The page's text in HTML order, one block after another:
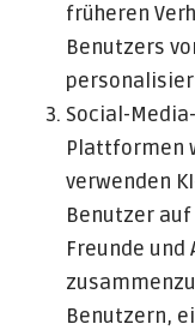
früheren
Benutzers
Social-
Plattformen
verwenden
Benutzer
Freunde
Benutzern,